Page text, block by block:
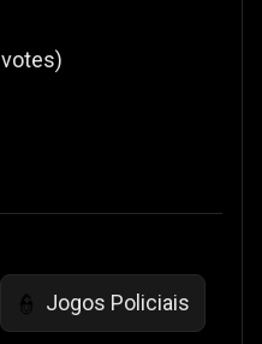
votes)
👮 Jogos Policiais